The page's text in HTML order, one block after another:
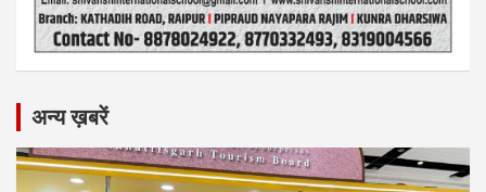
अन्य ख़बरें